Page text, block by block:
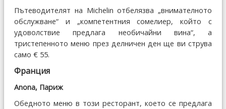
Пътеводителят на Michelin отбелязва „внимателното
обслужване“ и „компетентния сомелиер, който с
удоволствие предлага необичайни вина“, а
тристепенното меню през делничен ден ще ви струва
само € 55.
Франция
Anona, Париж
Обедното меню в този ресторант, което се предлага